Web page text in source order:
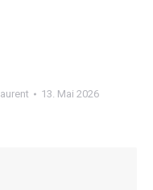
laurent 13. Mai 2026